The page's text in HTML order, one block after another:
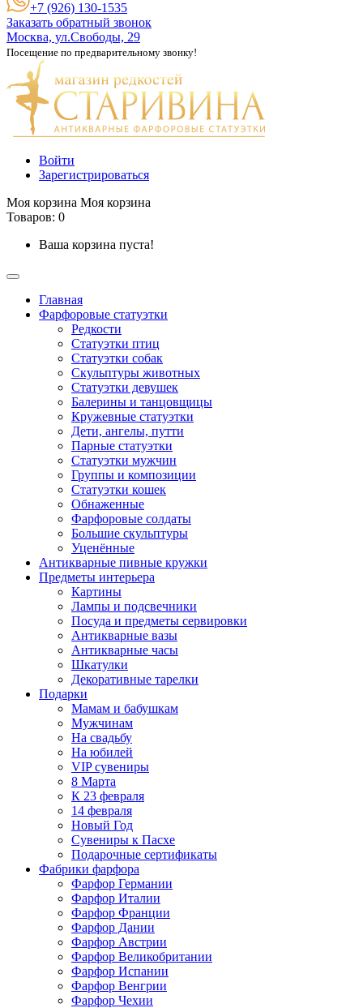
+7 (926) 130-1535
Заказать обратный звонок
Москва, ул.Свободы, 29
Посещение по предварительному звонку!
Войти
Зарегистрироваться
Моя корзина Моя корзина
Товаров: 0
Ваша корзина пуста!
Главная
Фарфоровые статуэтки
Редкости
Cтатуэтки птиц
Cтатуэтки собак
Скульптуры животных
Статуэтки девушек
Балерины и танцовщицы
Кружевные статуэтки
Дети, ангелы, путти
Парные статуэтки
Статуэтки мужчин
Группы и композиции
Статуэтки кошек
Обнаженные
Фарфоровые солдаты
Большие скульптуры
Уценённые
Антикварные пивные кружки
Предметы интерьера
Картины
Лампы и подсвечники
Посуда и предметы сервировки
Антикварные вазы
Антикварные часы
Шкатулки
Декоративные тарелки
Подарки
Мамам и бабушкам
Мужчинам
На свадьбу
На юбилей
VIP сувениры
8 Марта
К 23 февраля
14 февраля
Новый Год
Сувениры к Пасхе
Подарочные сертификаты
Фабрики фарфора
Фарфор Германии
Фарфор Италии
Фарфор Франции
Фарфор Дании
Фарфор Австрии
Фарфор Великобритании
Фарфор Испании
Фарфор Венгрии
Фарфор Чехии